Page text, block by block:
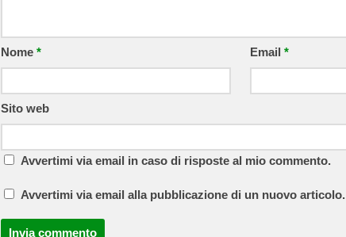
Nome * Email*
Sito web
Avvertimi via email in caso di risposte al mio commento.
Avvertimi via email alla pubblicazione di un nuovo articolo.